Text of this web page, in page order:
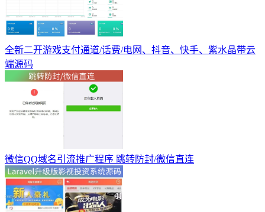
全新二开游戏支付通道/话费/电网、抖音、快手、紫水晶带云
端源码
微信QQ域名引流推广程序 跳转防封/微信直连